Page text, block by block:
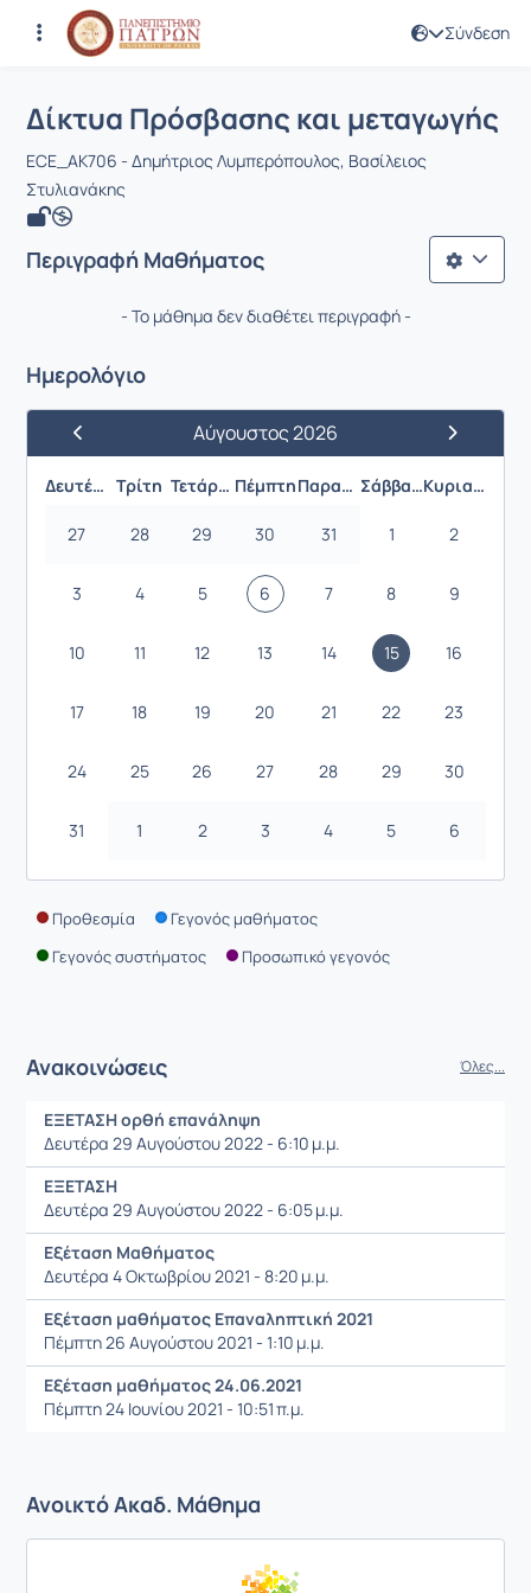
Σύνδεση
Αρχική Σελίδα
Μάθημα : Δίκτυα Πρόσβασης και
Κωδικός : EE799
Δίκτυα Πρόσβασης και μεταγωγής
ECE_ΑΚ706 - Δημήτριος Λυμπερόπουλος, Βασίλειος
Στυλιανάκης
Περιγραφή Μαθήματος
- Το μάθημα δεν διαθέτει περιγραφή -
Ημερολόγιο
Προηγούμενος ΜήναςΑύγουστος 2026
Επόμενος
Δευτέρα Τρίτη Τετάρτη Πέμπτη Παρασκευή Σάββατο Κυριακή
27 28 29 30 31 1 2
3 4 5 6 7 8 9
10 11 12 13 14 15 16
17 18 19 20 21 22 23
24 25 26 27 28 29 30
31 1 2 3 4 5 6
Προθεσμία
Γεγονός μαθήματος
Γεγονός συστήματος
Προσωπικό γεγονός
Ανακοινώσεις Όλες...
ΕΞΕΤΑΣΗ ορθή επανάληψη
Δευτέρα 29 Αυγούστου 2022 - 6:10 μ.μ.
ΕΞΕΤΑΣΗ
Δευτέρα 29 Αυγούστου 2022 - 6:05 μ.μ.
Εξέταση Μαθήματος
Δευτέρα 4 Οκτωβρίου 2021 - 8:20 μ.μ.
Εξέταση μαθήματος Επαναληπτική 2021
Πέμπτη 26 Αυγούστου 2021 - 1:10 μ.μ.
Εξέταση μαθήματος 24.06.2021
Πέμπτη 24 Ιουνίου 2021 - 10:51 π.μ.
Ανοικτό Ακαδ. Μάθημα